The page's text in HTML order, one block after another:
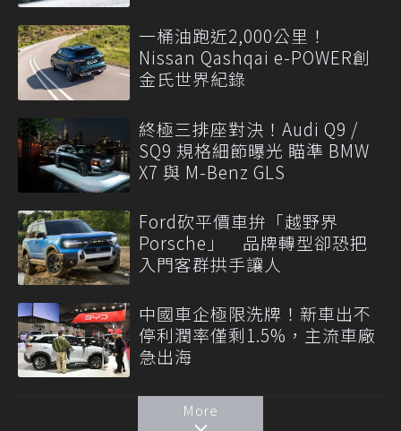
一桶油跑近2,000公里！
Nissan Qashqai e-POWER創
金氏世界紀錄
終極三排座對決！Audi Q9 /
SQ9 規格細節曝光 瞄準 BMW
X7 與 M-Benz GLS
Ford砍平價車拚「越野界
Porsche」 品牌轉型卻恐把
入門客群拱手讓人
中國車企極限洗牌！新車出不
停利潤率僅剩1.5%，主流車廠
急出海
More